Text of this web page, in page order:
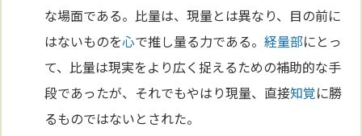
な場面である。比量は、現量とは異なり、目の前に
はないものを心で推し量る力である。経量部にとっ
て、比量は現実をより広く捉えるための補助的な手
段であったが、それでもやはり現量、直接知覚に勝
るものではないとされた。